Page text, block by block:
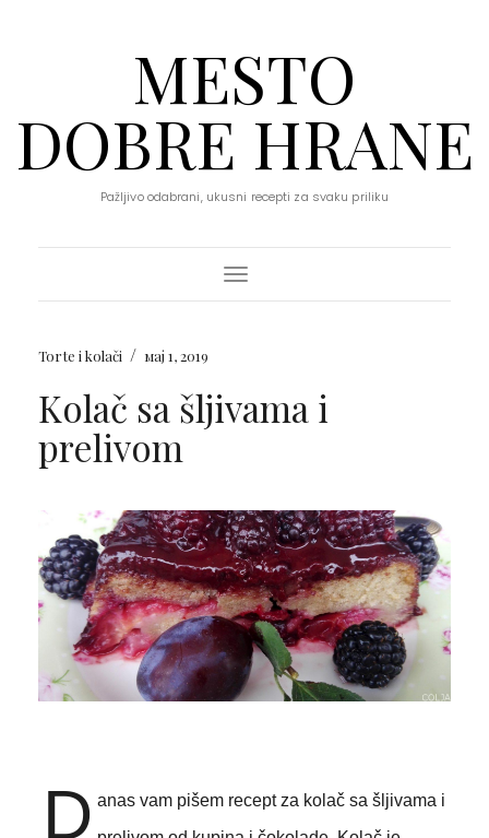
MESTO
DOBRE HRANE
Pažljivo odabrani, ukusni recepti za svaku priliku
Toggle Navigation
Torte i kolači / мај 1, 2019
Kolač sa šljivama i
prelivom
D anas vam pišem recept za kolač sa šljivama i